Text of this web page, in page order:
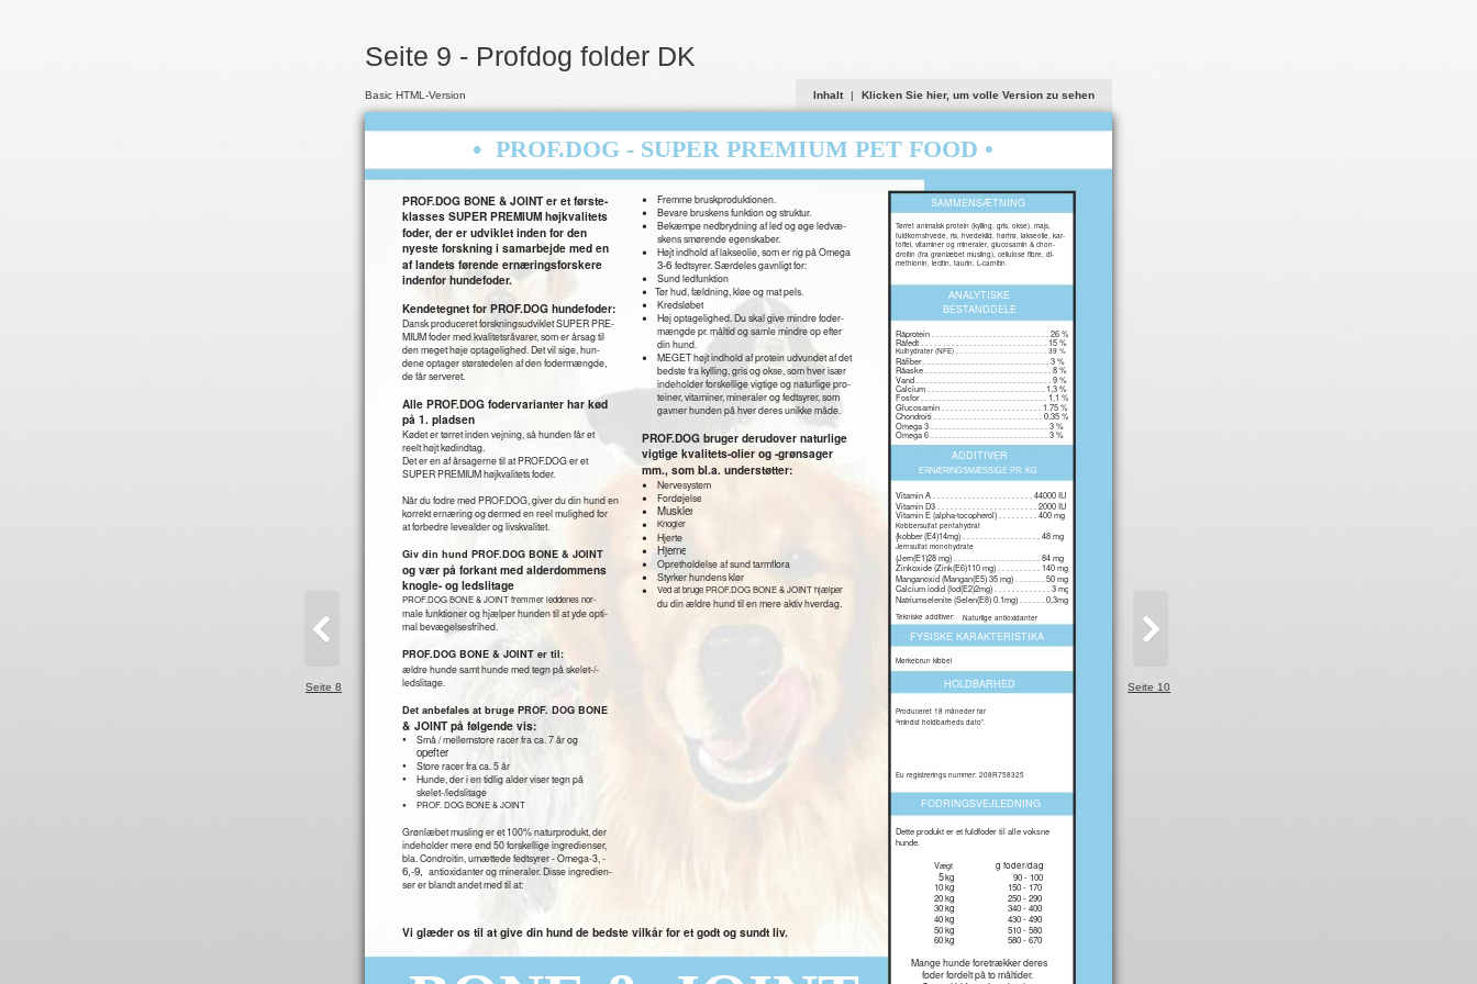
Seite 9 - Profdog folder DK
Basic HTML-Version Inhalt | Klicken Sie hier, um volle Version zu sehen
• PROF.DOG - SUPER PREMIUM PET FOOD •
PROF.DOG BONE & JOINT er et første-
klasses SUPER PREMIUM højkvalitets
foder, der er udviklet inden for den
nyeste forskning i samarbejde med en
af landets førende ernæringsforskere
indenfor hundefoder.
Kendetegnet for PROF.DOG hundefoder:
Dansk produceret forskningsudviklet SUPER PRE-
MIUM foder med kvalitetsråvarer, som er årsag til
den meget høje optagelighed. Det vil sige, hun-
dene optager størstedelen af den fodermængde,
de får serveret.
Alle PROF.DOG fodervarianter har kød
på 1. pladsen
Kødet er tørret inden vejning, så hunden får et
reelt højt kødindtag.
Det er en af årsagerne til at PROF.DOG er et
SUPER PREMIUM højkvalitets foder.
Når du fodre med PROF.DOG, giver du din hund en
korrekt ernæring og dermed en reel mulighed for
at forbedre levealder og livskvalitet.
Giv din hund PROF.DOG BONE & JOINT
og vær på forkant med alderdommens
knogle- og ledslitage
PROF.DOG BONE & JOINT fremmer leddenes nor-
male funktioner og hjælper hunden til at yde opti-
mal bevægelsesfrihed.
PROF.DOG BONE & JOINT er til:
ældre hunde samt hunde med tegn på skelet-/-
ledslitage.
Det anbefales at bruge PROF. DOG BONE
& JOINT på følgende vis:
• Små / mellemstore racer fra ca. 7 år og
opefter
• Store racer fra ca. 5 år
•
Hunde, der i en tidlig alder viser tegn på
skelet-/ledslitage
• PROF. DOG BONE & JOINT
Grønlæbet musling er et 100% naturprodukt, der
indeholder mere end 50 forskellige ingredienser,
bla. Condroitin, umættede fedtsyrer - Omega-3, -
6,-9, antioxidanter og mineraler. Disse ingredien-
ser er blandt andet med til at:
• Fremme bruskproduktionen.
• Bevare bruskens funktion og struktur.
•
Bekæmpe nedbrydning af led og øge ledvæ-
skens smørende egenskaber.
• Højt indhold af lakseolie, som er rig på Omega
3-6 fedtsyrer. Særdeles gavnligt for:
• Sund ledfunktion
• Tør hud, fældning, kløe og mat pels.
• Kredsløbet
•
Høj optagelighed. Du skal give mindre foder-
mængde pr. måltid og samle mindre op efter
din hund.
•
MEGET højt indhold af protein udvundet af det
bedste fra kylling, gris og okse, som hver især
indeholder forskellige vigtige og naturlige pro-
teiner, vitaminer, mineraler og fedtsyrer, som
gavner hunden på hver deres unikke måde.
PROF.DOG bruger derudover naturlige
vigtige kvalitets-olier og -grønsager
mm., som bl.a. understøtter:
• Nervesystem
• Fordøjelse
• Muskler
• Knogler
• Hjerte
• Hjerne
• Opretholdelse af sund tarmflora
• Styrker hundens klør
• Ved at bruge PROF.DOG BONE & JOINT hjælper
du din ældre hund til en mere aktiv hverdag.
FODRINGSVEJLEDNING
Dette produkt er et fuldfoder til alle voksne
hunde.
Vægt g foder/dag
5kg
90 - 100
10 kg
150 - 170
20 kg
250 - 290
30 kg
340 - 400
40 kg
430 - 490
50 kg
510 - 580
60 kg 580 - 670
Mange hunde foretrækker deres
foder fordelt på to måltider.
SAMMENSÆTNING
Tørret animalsk protein (kylling, gris, okse), majs,
fuldkornshvede, ris, hvedeklid, hørfrø, lakseolie, kar-
toffel, vitaminer og mineraler, glucosamin & chon-
droitin (fra grønlæbet musling), cellulose fibre, dl-
methionin, lecitin, taurin, L-carnitin.
ANALYTISKE
BESTANDDELE
Råprotein . . . . . . . . . . . . . . . . . . . . . . . . . . . 26 %
Råfedt . . . . . . . . . . . . . . . . . . . . . . . . . . . . . 15 %
Kulhydrater (NFE) . . . . . . . . . . . . . . . . . . . . . 39 %
Råfiber . . . . . . . . . . . . . . . . . . . . . . . . . . . . . 3 %
Råaske . . . . . . . . . . . . . . . . . . . . . . . . . . . . . 8 %
Vand . . . . . . . . . . . . . . . . . . . . . . . . . . . . . . . 9 %
Calcium . . . . . . . . . . . . . . . . . . . . . . . . . . . 1,3 %
Fosfor . . . . . . . . . . . . . . . . . . . . . . . . . . . . . 1,1 %
Glucosamin . . . . . . . . . . . . . . . . . . . . . . . 1.75 %
Chondroiti . . . . . . . . . . . . . . . . . . . . . . . . . 0,35 %
Omega 3 . . . . . . . . . . . . . . . . . . . . . . . . . . . 3 %
Omega 6 . . . . . . . . . . . . . . . . . . . . . . . . . . . 3 %
ADDITIVER
ERNÆRINGSMÆSSIGE PR. KG.
Vitamin A . . . . . . . . . . . . . . . . . . . . . . . 44000 IU
Vitamin D3 . . . . . . . . . . . . . . . . . . . . . . . 2000 IU
Vitamin E (alpha-tocopherol) . . . . . . . . . 400 mg
Kobbersulfat pentahydrat
(kobber (E4)14mg) . . . . . . . . . . . . . . . . . . 48 mg
Jernsulfat monohydrate
(Jern(E1)28 mg) . . . . . . . . . . . . . . . . . . . . 84 mg
Zinkoxide (Zink(E6)110 mg) . . . . . . . . . . 140 mg
Manganoxid (Mangan(E5) 35 mg) . . . . . . . 50 mg
Calcium iodid (Iod(E2)2mg) . . . . . . . . . . . . . 3 mg
Natriumselenite (Selen(E8) 0.1mg) . . . . . . 0,3mg
Tekniske additiver: Naturlige antioxidanter
FYSISKE KARAKTERISTIKA
Mørkebrun kibbel
HOLDBARHED
Produceret 18 måneder før
“mindst holdbarheds dato”.
Eu registrerings nummer: 208R758325
Vi glæder os til at give din hund de bedste vilkår for et godt og sundt liv.
Seite 10
Seite 8